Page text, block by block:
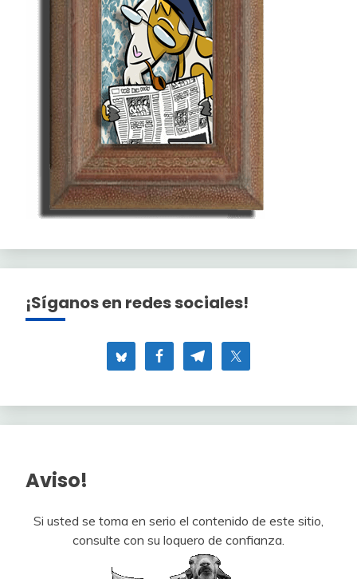
¡Síganos en redes sociales!
Aviso!
Si usted se toma en serio el contenido de este sitio,
consulte con su loquero de confianza.